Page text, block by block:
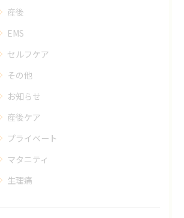
産後
EMS
セルフケア
その他
お知らせ
産後ケア
プライベート
マタニティ
生理痛